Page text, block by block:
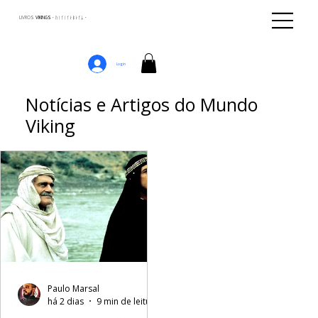
LIVROS VIKINGS · ᚢᛁᚴᛁᚴᛅᛒᛅᚴᛦ ·
Login
Notícias e Artigos do Mundo
Viking
Paulo Marsal
há 2 dias
9 min de leitura